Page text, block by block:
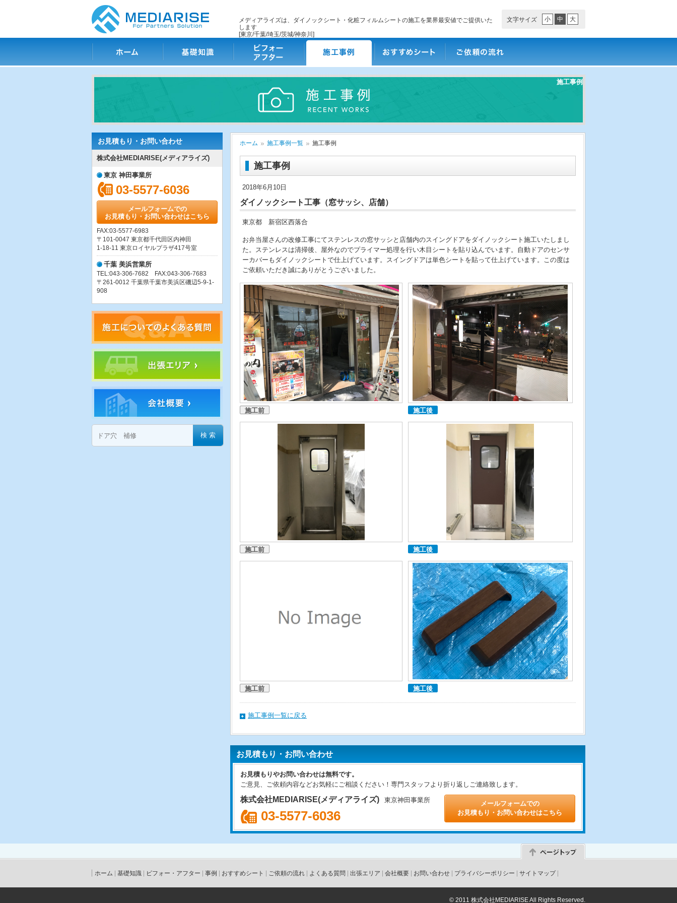
メディアライズは、ダイノックシート・化粧フィルムシートの施工を業界最安値でご提供いた
します
[東京/千葉/埼玉/茨城/神奈川]
文字サイズ 小 中 大
ホーム 基礎知識 ビフォー・アフター 施工事例 おすすめシート
ご依頼の流れ
施工事例
お見積もり・お問い合わせ
株式会社MEDIARISE(メディアライズ)
東京 神田事業所
03-5577-6036
メールフォームでの
お見積もり・お問い合わせはこちら
FAX:03-5577-6983
〒101-0047 東京都千代田区内神田
1-18-11 東京ロイヤルプラザ417号室
千葉 美浜営業所
TEL:043-306-7682 FAX:043-306-7683
〒261-0012 千葉県千葉市美浜区磯辺5-9-1-
908
ホーム 施工事例一覧 施工事例
施工事例
2018年6月10日
ダイノックシート工事（窓サッシ、店舗）
東京都 新宿区西落合
お弁当屋さんの改修工事にてステンレスの窓サッシと店舗内のスイングドアをダイノックシート施工いたしまし
た。ステンレスは清掃後、屋外なのでプライマー処理を行い木目シートを貼り込んでいます。自動ドアのセンサ
ーカバーもダイノックシートで仕上げています。スイングドアは単色シートを貼って仕上げています。この度は
ご依頼いただき誠にありがとうございました。
施工前 施工後
施工前 施工後
施工前 施工後
施工事例一覧に戻る
お見積もり・お問い合わせ
お見積もりやお問い合わせは無料です。
ご意見、ご依頼内容などお気軽にご相談ください！専門スタッフより折り返しご連絡致します。
株式会社MEDIARISE(メディアライズ) 東京神田事業所
03-5577-6036
メールフォームでの
お見積もり・お問い合わせはこちら
ホーム 基礎知識 ビフォー・アフター 事例 おすすめシート ご依頼の流れ よくある質問 出張エリア 会社概要 お問い合わせ プライバシーポリシー サイトマップ
© 2011 株式会社MEDIARISE All Rights Reserved.